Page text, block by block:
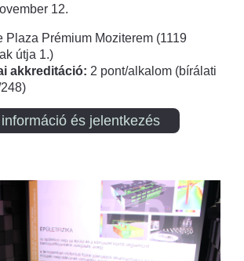
12.
Plaza Prémium Moziterem (1119
útja 1.)
akkreditáció: 2 pont/alkalom (bírálati
és jelentkezés